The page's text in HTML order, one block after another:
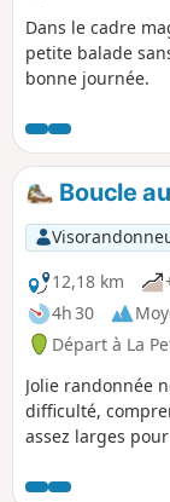
Dans le cadre
petite balade
bonne journée.
Boucle
12,18 km
4h 30
Départ à La
Jolie randonnée
difficulté,
assez larges